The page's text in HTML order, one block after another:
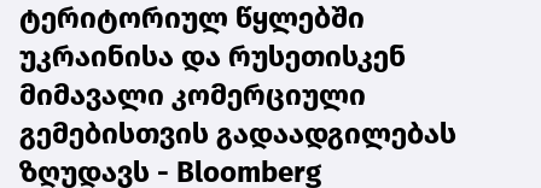
ტერიტორიულ წყლებში
უკრაინისა და რუსეთისკენ
მიმავალი კომერციული
გემებისთვის გადაადგილებას
ზღუდავს - Bloomberg